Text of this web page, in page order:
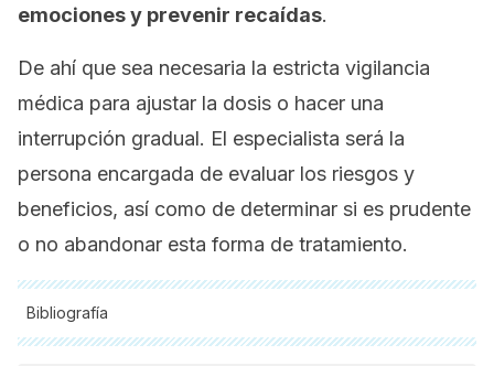
emociones y prevenir recaídas.
De ahí que sea necesaria la estricta vigilancia
médica para ajustar la dosis o hacer una
interrupción gradual. El especialista será la
persona encargada de evaluar los riesgos y
beneficios, así como de determinar si es prudente
o no abandonar esta forma de tratamiento.
Bibliografía
Todas las fuentes citadas fueron revisadas a profundidad por